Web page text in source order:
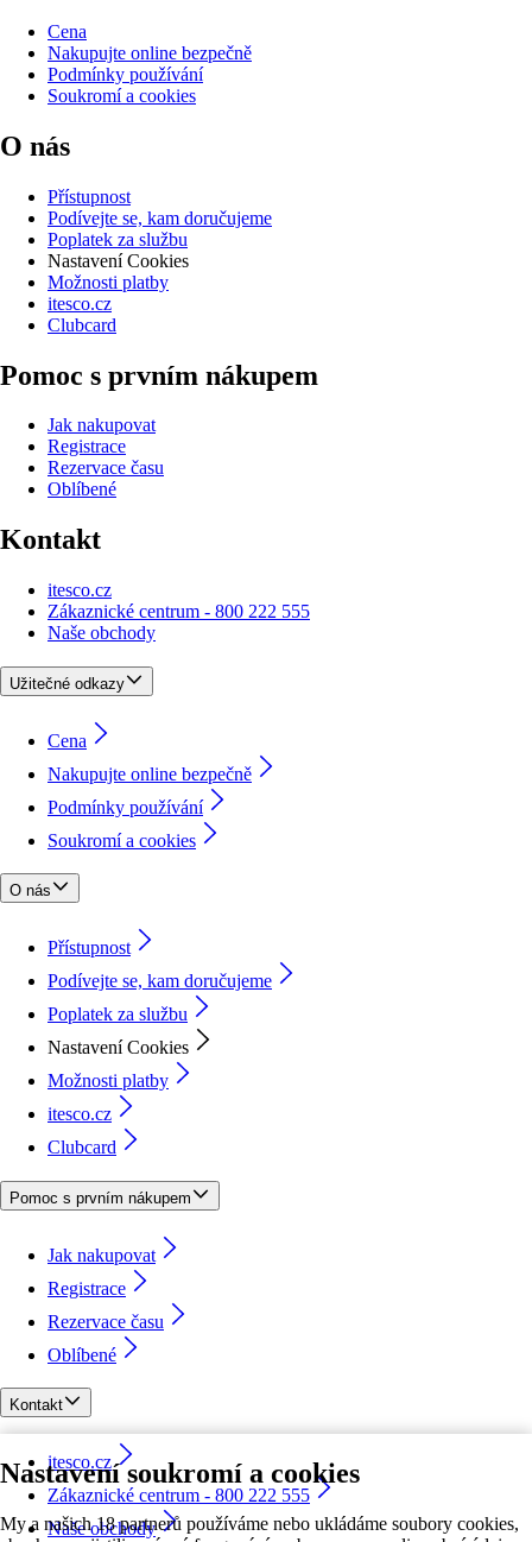
Nastavení soukromí a cookies
My a našich 18 partnerů používáme nebo ukládáme soubory cookies,
Cena
Nakupujte online bezpečně
Podmínky používání
Soukromí a cookies
O nás
Přístupnost
Podívejte se, kam doručujeme
Poplatek za službu
Nastavení Cookies
Možnosti platby
itesco.cz
Clubcard
Pomoc s prvním nákupem
Jak nakupovat
Registrace
Rezervace času
Oblíbené
Kontakt
itesco.cz
Zákaznické centrum - 800 222 555
Naše obchody
Užitečné odkazy
Cena
Nakupujte online bezpečně
Podmínky používání
Soukromí a cookies
O nás
Přístupnost
Podívejte se, kam doručujeme
Poplatek za službu
Nastavení Cookies
Možnosti platby
itesco.cz
Clubcard
Pomoc s prvním nákupem
Jak nakupovat
Registrace
Rezervace času
Oblíbené
Kontakt
itesco.cz
Zákaznické centrum - 800 222 555
Naše obchody